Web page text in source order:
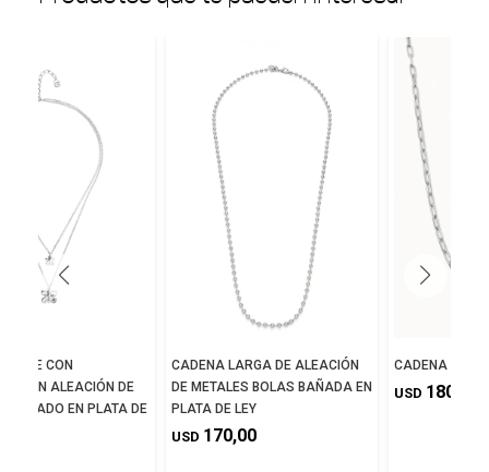
CON
EN ALEACIÓN DE
BAÑADO EN PLATA DE
CADENA LARGA DE ALEACIÓN
DE METALES BOLAS BAÑADA EN
PLATA DE LEY
USD 170,00
CADENA 8
USD 180,00